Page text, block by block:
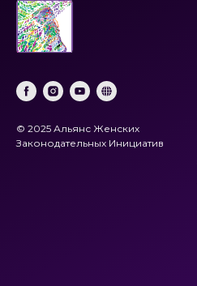
© 2025 Альянс Женских
Законодательных Инициатив